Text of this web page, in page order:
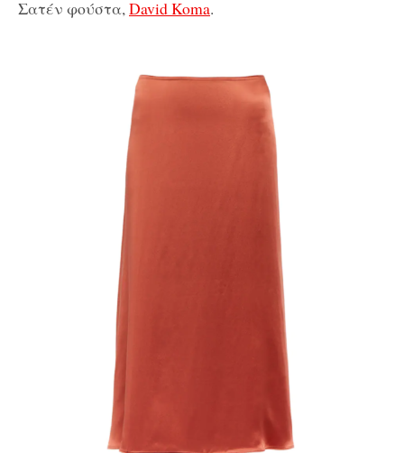
Σατέν φούστα,David Koma.